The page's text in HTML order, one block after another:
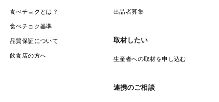
食べチョクとは？
食べチョク基準
品質保証について
飲食店の方へ
出品者募集
取材したい
生産者への取材を申し込む
連携のご相談